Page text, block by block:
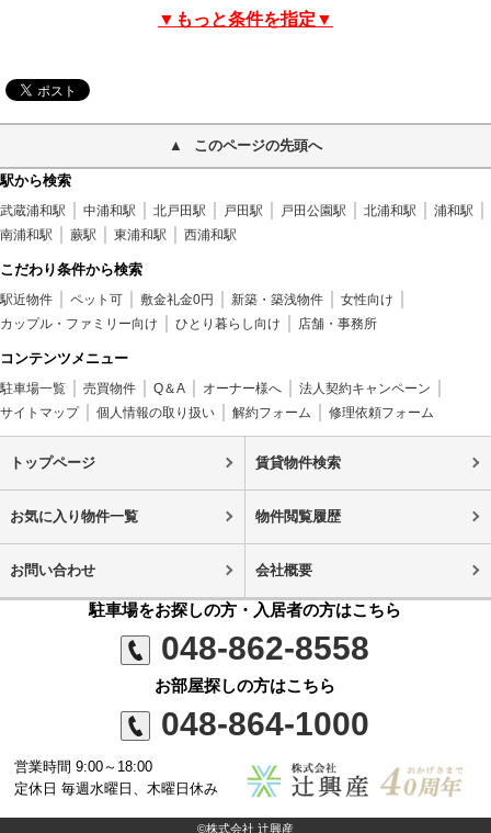
▼もっと条件を指定▼
このページの先頭へ
駅から検索
武蔵浦和駅 中浦和駅 北戸田駅 戸田駅 戸田公園駅 北浦和駅
浦和駅
南浦和駅
蕨駅 東浦和駅 西浦和駅
こだわり条件から検索
駅近物件 ペット可 敷金礼金0円 新築・築浅物件
女性向け
カップル・ファミリー向け
ひとり暮らし向け 店舗・事務所
コンテンツメニュー
駐車場一覧 売買物件 Q＆A オーナー様へ
法人契約キャンペーン
サイトマップ
個人情報の取り扱い 解約フォーム 修理依頼フォーム
トップページ 賃貸物件検索
お気に入り物件一覧 物件閲覧履歴
お問い合わせ 会社概要
駐車場をお探しの方・入居者の方はこちら
048-862-8558
お部屋探しの方はこちら
048-864-1000
営業時間 9:00～18:00
定休日 毎週水曜日、木曜日休み
©株式会社 辻興産